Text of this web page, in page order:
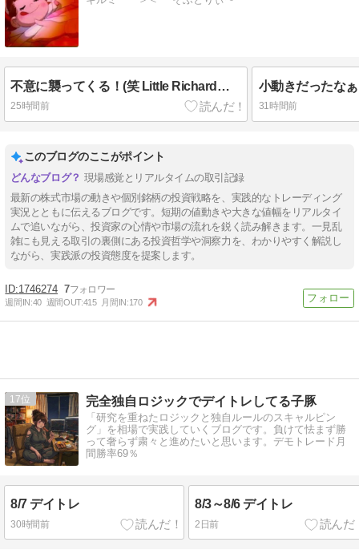
不意に襲ってくる！(笑 Little Richardがぁ～♪
25時間前
小動きだったな
31時間前
このブログのここがポイント
現場感覚とリアルタイムの取引記録
最新の株式市場の動きや個別銘柄の投資戦略を、実践的なトレーディング
実況とともに伝えるブログです。短期の値動きや大きな値幅をリアルタイ
ムで追いながら、投資家の心情や市場の流れを鋭く読み解きます。一見乱
雑にも見える取引の裏側にある投資哲学や洞察力を、わかりやすく解説し
ながら、実践派の投資態度を提案します。
1746274 7
週間IN:40 週間OUT:415 月間IN:170
17 完全独自ロジックでデイトレしてる子豚
「研究を重ねたロジックと独自ルールのスキャルピン
グ」を相場で実践していくブログです。負けて怯まず勝
って奢らず粛々と進めたいと思います。デモトレード月
間勝率69％
8/7 デイトレ
30時間前
8/3～8/6 デイトレ
2日前